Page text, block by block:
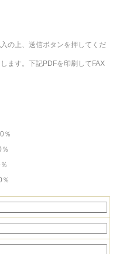
の上、送信ボタンを押してくだ
ます。下記PDFを印刷してFAX
％